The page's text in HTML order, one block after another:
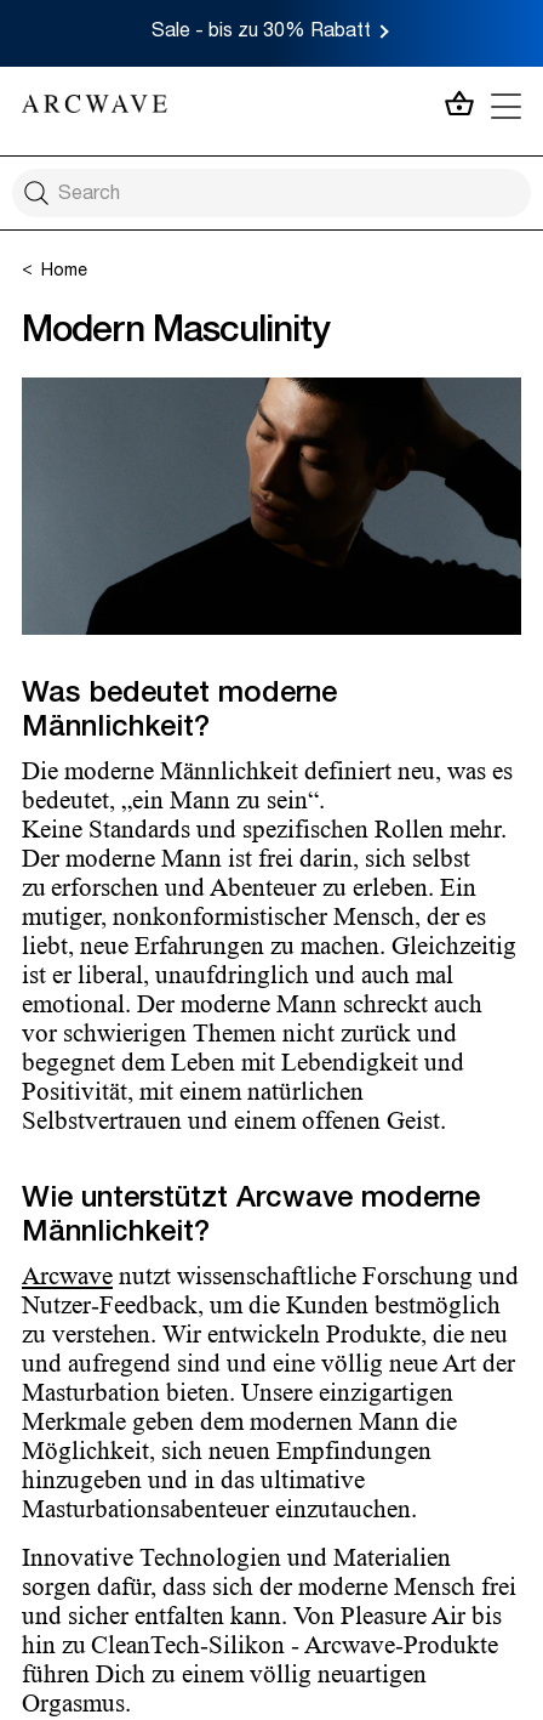
Sale - bis zu 30% Rabatt
MEIN
Home
Modern Masculinity
Was bedeutet moderne
Männlichkeit?
Die moderne Männlichkeit definiert neu, was es
bedeutet, „ein Mann zu sein“.
Keine Standards und spezifischen Rollen mehr.
Der moderne Mann ist frei darin, sich selbst
zu erforschen und Abenteuer zu erleben. Ein
mutiger, nonkonformistischer Mensch, der es
liebt, neue Erfahrungen zu machen. Gleichzeitig
ist er liberal, unaufdringlich und auch mal
emotional. Der moderne Mann schreckt auch
vor schwierigen Themen nicht zurück und
begegnet dem Leben mit Lebendigkeit und
Positivität, mit einem natürlichen
Selbstvertrauen und einem offenen Geist.
Wie unterstützt Arcwave moderne
Männlichkeit?
Arcwave nutzt wissenschaftliche Forschung und
Nutzer-Feedback, um die Kunden bestmöglich
zu verstehen. Wir entwickeln Produkte, die neu
und aufregend sind und eine völlig neue Art der
Masturbation bieten. Unsere einzigartigen
Merkmale geben dem modernen Mann die
Möglichkeit, sich neuen Empfindungen
hinzugeben und in das ultimative
Masturbationsabenteuer einzutauchen.
Innovative Technologien und Materialien
sorgen dafür, dass sich der moderne Mensch frei
und sicher entfalten kann. Von Pleasure Air bis
hin zu CleanTech-Silikon - Arcwave-Produkte
führen Dich zu einem völlig neuartigen
Orgasmus.